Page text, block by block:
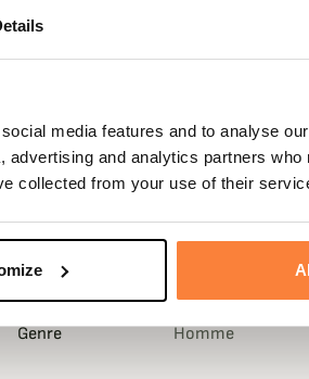
media features and to analyse
and analytics partners
collected from your use of their
Fiche technique
Genre Homme